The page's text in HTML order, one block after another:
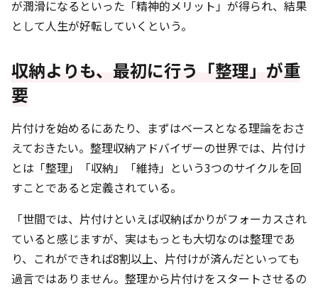
が潤滑になるといった「精神的メリット」が得られ、結果
として人生が好転していくという。
収納よりも、最初に行う「整理」が重
要
片付けを始めるにあたり、まずはベースとなる理論をおさ
えておきたい。整理収納アドバイザーの世界では、片付け
とは「整理」「収納」「維持」という3つのサイクルを回
すことであると定義されている。
「世間では、片付けといえば収納ばかりがフォーカスされ
ていると感じますが、実はもっとも大切なのは整理であ
り、これができれば8割以上、片付けが済んだといっても
過言ではありません。整理から片付けをスタートさせるの